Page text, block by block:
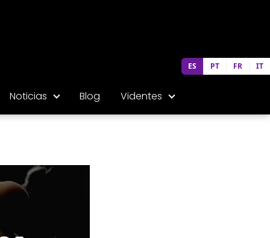
Noticias Blog Videntes
ES PT FR IT